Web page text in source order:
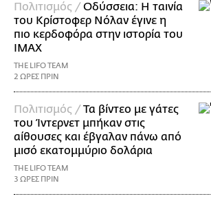
Πολιτισμός /Οδύσσεια: Η ταινία
του Κρίστοφερ Νόλαν έγινε η
πιο κερδοφόρα στην ιστορία του
IMAX
THE LIFO TEAM
2 ΩΡΕΣ ΠΡΙΝ
Πολιτισμός /Τα βίντεο με γάτες
του Ίντερνετ μπήκαν στις
αίθουσες και έβγαλαν πάνω από
μισό εκατομμύριο δολάρια
THE LIFO TEAM
3 ΩΡΕΣ ΠΡΙΝ